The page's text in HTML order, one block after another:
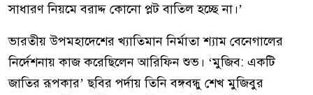
সাধারণ নিয়মে বরাদ্দ কোনো প্লট বাতিল হচ্ছে না।’
ভারতীয় উপমহাদেশের খ্যাতিমান নির্মাতা শ্যাম বেনেগালের
নির্দেশনায় কাজ করেছিলেন আরিফিন শুভ। ‘মুজিব: একটি
জাতির রূপকার’ ছবির পর্দায় তিনি বঙ্গবন্ধু শেখ মুজিবুর